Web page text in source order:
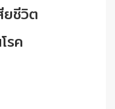
ชีวิต
รค